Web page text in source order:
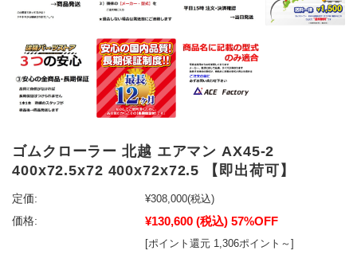
ゴムクローラー 北越 エアマン AX45-2
400x72.5x72 400x72x72.5 【即出荷可】
定価: ¥308,000(税込)
価格:
¥130,600 (税込) 57%OFF
[ポイント還元 1,306ポイント～]